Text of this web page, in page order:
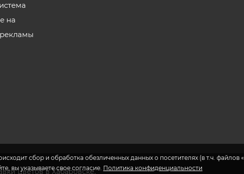
сбор и обработка обезличенных данных о посетителях (в т.ч. файлов
вы указываете свое согласие. Политика конфиденциальности
на
цветов в Хабаровске.